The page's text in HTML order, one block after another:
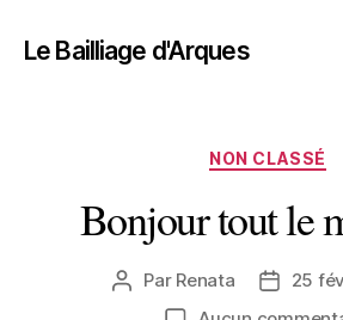
Le Bailliage d'Arques
NON CLASSÉ
Bonjour tout le
Auteur
Par Renata
Date
25